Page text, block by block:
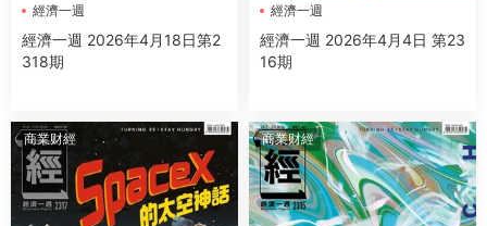
經濟一週
經濟一週 2026年4月18日第2
318期
經濟一週
經濟一週 2026年4月4日 第23
16期
商業财經 商業财經